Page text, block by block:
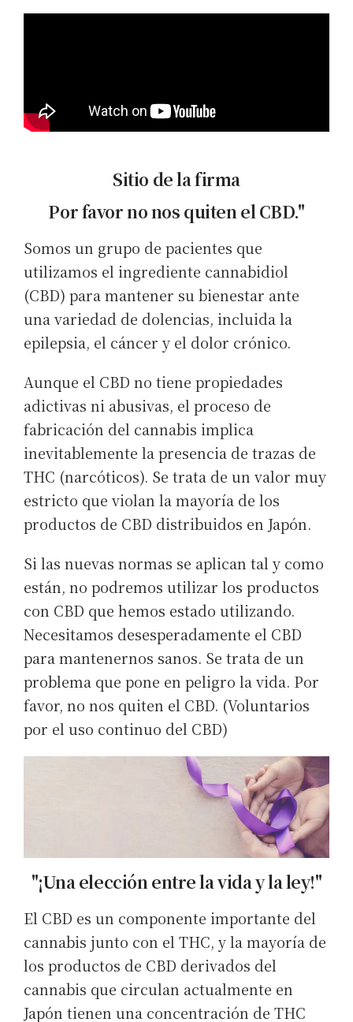
Sitio de la firma
Por favor no nos quiten el CBD."
Somos un grupo de pacientes que
utilizamos el ingrediente cannabidiol
(CBD) para mantener su bienestar ante
una variedad de dolencias, incluida la
epilepsia, el cáncer y el dolor crónico.
Aunque el CBD no tiene propiedades
adictivas ni abusivas, el proceso de
fabricación del cannabis implica
inevitablemente la presencia de trazas de
THC (narcóticos). Se trata de un valor muy
estricto que violan la mayoría de los
productos de CBD distribuidos en Japón.
Si las nuevas normas se aplican tal y como
están, no podremos utilizar los productos
con CBD que hemos estado utilizando.
Necesitamos desesperadamente el CBD
para mantenernos sanos. Se trata de un
problema que pone en peligro la vida. Por
favor, no nos quiten el CBD. (Voluntarios
por el uso continuo del CBD)
"¡Una elección entre la vida y la ley!"
El CBD es un componente importante del
cannabis junto con el THC, y la mayoría de
los productos de CBD derivados del
cannabis que circulan actualmente en
Japón tienen una concentración de THC